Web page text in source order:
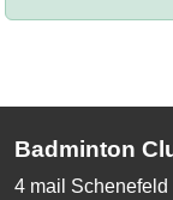
Badminton
4 mail Schenefeld